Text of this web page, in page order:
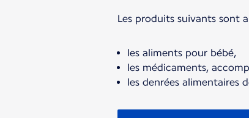
Les produits suivants sont
les aliments pour bébé,
les médicaments,
les denrées alimentaires